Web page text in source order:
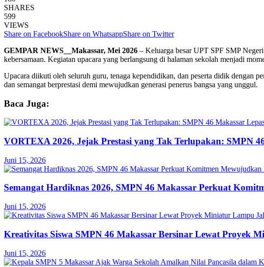
SHARES
599
VIEWS
Share on FacebookShare on WhatsappShare on Twitter
GEMPAR NEWS__Makassar, Mei 2026 – Keluarga besar UPT SPF SMP
kebersamaan. Kegiatan upacara yang berlangsung di halaman sekolah menjadi
Upacara diikuti oleh seluruh guru, tenaga kependidikan, dan peserta didik dengan
dan semangat berprestasi demi mewujudkan generasi penerus bangsa yang unggul.
Baca Juga:
VORTEXA 2026, Jejak Prestasi yang Tak Terlupakan: SMPN
Juni 15, 2026
Semangat Hardiknas 2026, SMPN 46 Makassar Perkuat
Juni 15, 2026
Kreativitas Siswa SMPN 46 Makassar Bersinar Lewat Proyek
Juni 15, 2026